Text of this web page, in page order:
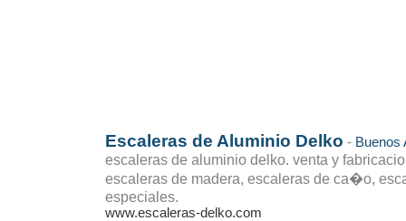
Escaleras de Aluminio Delko - Buenos
escaleras de aluminio delko. venta y
escaleras de madera, escaleras de ca�o,
especiales.
www.escaleras-delko.com